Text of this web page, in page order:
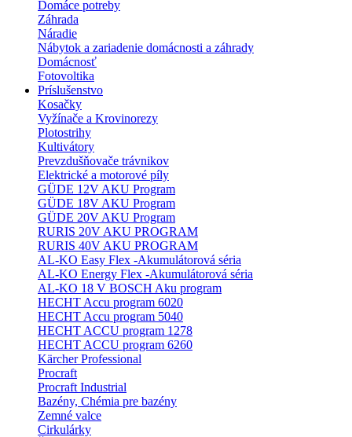
Domáce potreby
Záhrada
Náradie
Nábytok a zariadenie domácnosti a záhrady
Domácnosť
Fotovoltika
Príslušenstvo
Kosačky
Vyžínače a Krovinorezy
Plotostrihy
Kultivátory
Prevzdušňovače trávnikov
Elektrické a motorové píly
GÜDE 12V AKU Program
GÜDE 18V AKU Program
GÜDE 20V AKU Program
RURIS 20V AKU PROGRAM
RURIS 40V AKU PROGRAM
AL-KO Easy Flex -Akumulátorová séria
AL-KO Energy Flex -Akumulátorová séria
AL-KO 18 V BOSCH Aku program
HECHT Accu program 6020
HECHT Accu program 5040
HECHT ACCU program 1278
HECHT ACCU program 6260
Kärcher Professional
Procraft
Procraft Industrial
Bazény, Chémia pre bazény
Zemné valce
Cirkulárky